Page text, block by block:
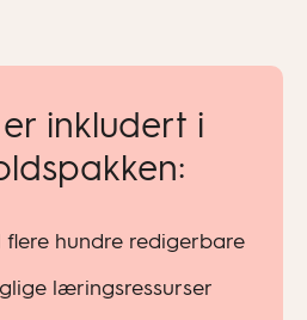
inkludert i
flere hundre redigerbare
læringsressurser